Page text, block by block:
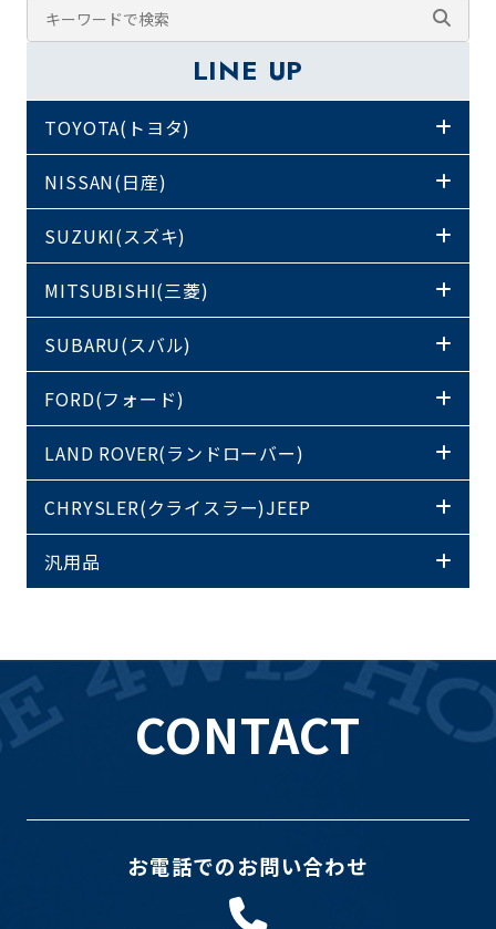
LINE UP
TOYOTA(トヨタ)
NISSAN(日産)
SUZUKI(スズキ)
MITSUBISHI(三菱)
SUBARU(スバル)
FORD(フォード)
LAND ROVER(ランドローバー)
CHRYSLER(クライスラー)JEEP
汎用品
CONTACT
お電話でのお問い合わせ